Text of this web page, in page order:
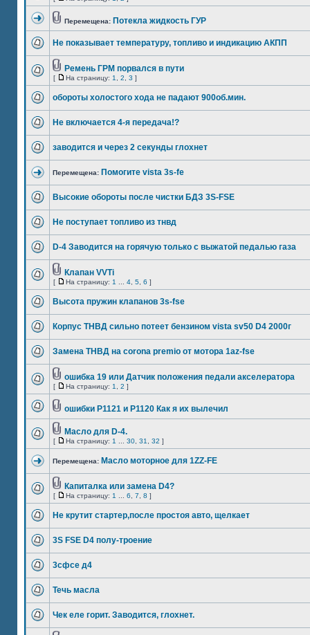
Перемещена: Потекла жидкость ГУР
Не показывает температуру, топливо и индикацию АКПП
Ремень ГРМ порвался в пути
[ На страницу: 1 2 3 ]
обороты холостого хода не падают 900об.мин.
Не включается 4-я передача!?
заводится и через 2 секунды глохнет
Перемещена: Помогите vista 3s-fe
Высокие обороты после чистки БДЗ 3S-FSE
Не поступает топливо из тнвд
D-4 Заводится на горячую только с выжатой педалью газа
Клапан VVTi
[ На страницу: 1 4 5 6 ]
Высота пружин клапанов 3s-fse
Корпус ТНВД сильно потеет бензином vista sv50 D4 2000г
Замена ТНВД на corona premio от мотора 1az-fse
ошибка 19 или Датчик положения педали акселератора
[ На страницу: 1 2 ]
ошибки P1121 и P1120 Как я их вылечил
Масло для D-4.
[ На страницу: 1 30 31 32 ]
Перемещена: Масло моторное для 1ZZ-FE
Капиталка или замена D4?
[ На страницу: 1 6 7 8 ]
Не крутит стартер,после простоя авто, щелкает
3S FSE D4 полу-троение
3сфсе д4
Течь масла
Чек еле горит. Заводится, глохнет.